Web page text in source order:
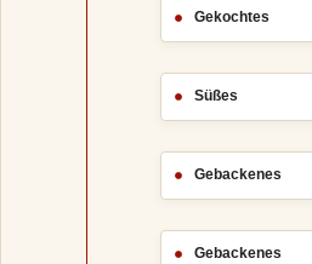
Gekochtes
Süßes
Gebackenes
Gebackenes